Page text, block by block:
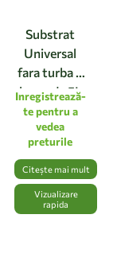
Substrat
Universal
fara turba –
la sac de 5L
Inregistrează-
te pentru a
vedea
preturile
Citește mai mult
Vizualizare
rapida